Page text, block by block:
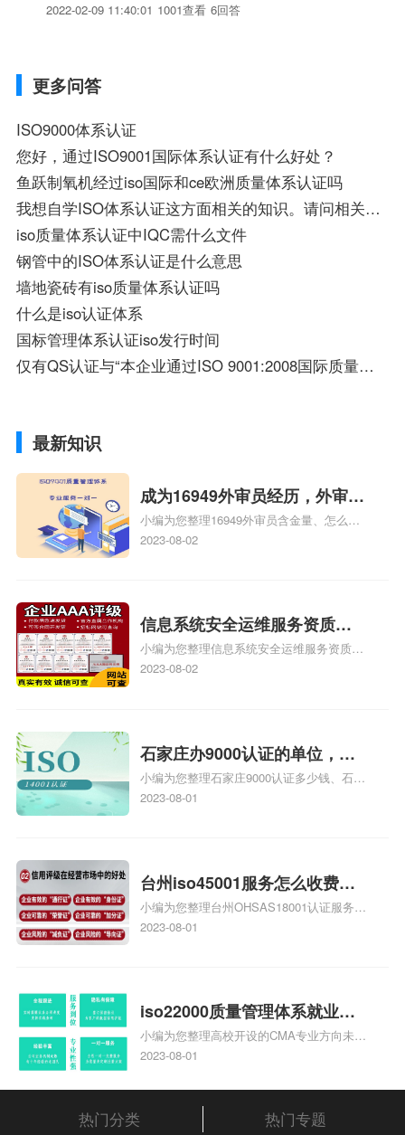
2022-02-09 11:40:01 1001查看 6回答
更多问答
ISO9000体系认证
您好，通过ISO9001国际体系认证有什么好处？
鱼跃制氧机经过iso国际和ce欧洲质量体系认证吗
我想自学ISO体系认证这方面相关的知识。请问相关的书籍有哪些?
iso质量体系认证中IQC需什么文件
钢管中的ISO体系认证是什么意思
墙地瓷砖有iso质量体系认证吗
什么是iso认证体系
国标管理体系认证iso发行时间
仅有QS认证与“本企业通过ISO 9001:2008国际质量管理体系认证”的产品 能否作为药品或保健品出售？
最新知识
成为16949外审员经历，外审员
16949
小编为您整理16949外审员含金量、怎么才
能成为注册的TS16949:2009的外审员、我
2023-08-02
信息系统安全运维服务资质二
级费用，信息系统安全运维服
务资质二级
小编为您整理信息系统安全运维服务资质认
证证书机构有哪些、安全运维服务资质的费
体系认证知识，详情可查看下方正文！
2023-08-02
石家庄办9000认证的单位，石
家庄9000认证的公司
小编为您整理石家庄9000认证多少钱、石家
庄9000认证价格多少钱、石家庄9000认证
2023-08-01
台州iso45001服务怎么收费，
台州iso45001认证服务怎么收
费
小编为您整理台州OHSAS18001认证服务中
心哪家收费便宜、台州ISO9000认证，哪个
标准是什么相关iso体系认证知识，详情可
查看下方正文！
2023-08-01
iso22000质量管理体系就业方
向，质量管理与认证就业方向
小编为您整理高校开设的CMA专业方向未来
就业前景及就业方向如何、cma就业方向有
和cma未来就业方向、大学生考完cma，就
哪些就业方向相关iso体系认证知识，详情
2023-08-01
热门分类 热门专题